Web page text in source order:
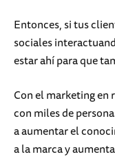
Entonces, si tus
sociales
estar ahí para que
Con el marketing en
con miles de
a aumentar el
a la marca y